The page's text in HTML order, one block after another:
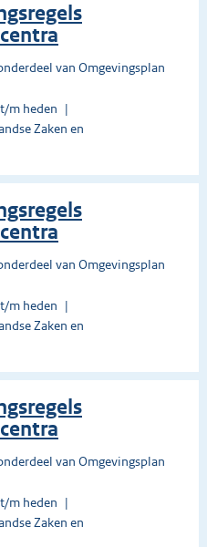
van Omgevingsplan
m heden
Zaken en
van Omgevingsplan
m heden
Zaken en
van Omgevingsplan
m heden
Zaken en